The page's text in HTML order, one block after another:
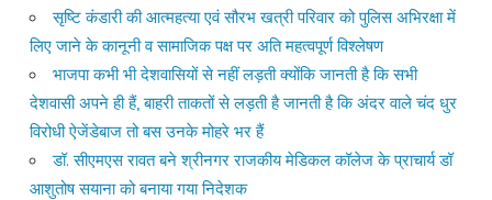
सृष्टि कंडारी की आत्महत्या एवं सौरभ खत्री परिवार को पुलिस अभिरक्षा में
लिए जाने के कानूनी व सामाजिक पक्ष पर अति महत्वपूर्ण विश्लेषण
भाजपा कभी भी देशवासियों से नहीं लड़ती क्योंकि जानती है कि सभी
देशवासी अपने ही हैं, बाहरी ताकतों से लड़ती है जानती है कि अंदर वाले चंद धुर
विरोधी ऐजेंडेबाज तो बस उनके मोहरे भर हैं
डॉ. सीएमएस रावत बने श्रीनगर राजकीय मेडिकल कॉलेज के प्राचार्य डॉ
आशुतोष सयाना को बनाया गया निदेशक